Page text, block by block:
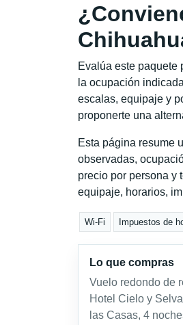
Evalúa este paquete
la ocupación
escalas, equipaje y
proponerte una
Esta página resume
observadas,
precio por persona y
equipaje, horarios,
Wi-Fi Impuestos de
Lo que compras
Vuelo redondo de
Hotel Cielo y
las Casas, 4